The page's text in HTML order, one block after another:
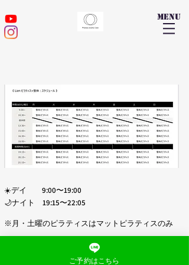
​menu
☀️デイ 9:00〜19:00
🌙ナイト 19:15〜22:05
​※月・土曜のピラティスはマットピラティスのみ
ご予約はこちら